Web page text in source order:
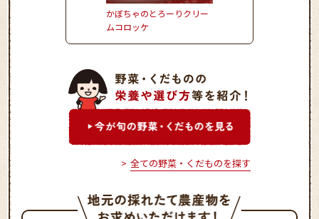
かぼちゃのとろーりクリー
ムコロッケ
全ての野菜・くだものを探す